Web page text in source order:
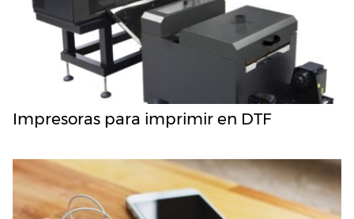
Impresoras para imprimir en DTF